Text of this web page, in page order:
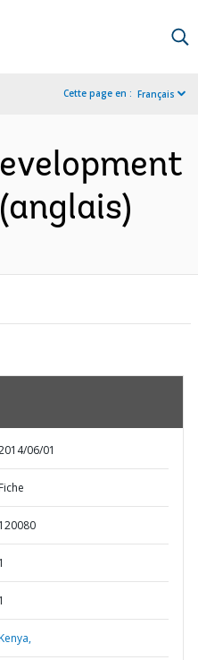
Cette page en : Français
06/01
Fiche
120080
1
1